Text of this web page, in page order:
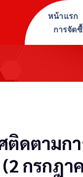
หน้าแรก
การจัด
ติดตามก
กรกฎา